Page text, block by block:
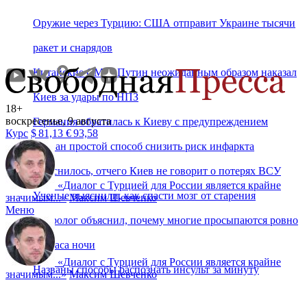
Оружие через Турцию: США отправит Украине тысячи
ракет и снарядов
Китайские СМИ: Путин неожиданным образом наказал
Киев за удары по НПЗ
Германия обратилась к Киеву с предупреждением
Назван простой способ снизить риск инфаркта
Выяснилось, отчего Киев не говорит о потерях ВСУ
Ученые выяснили, как спасти мозг от старения
Невролог объяснил, почему многие просыпаются ровно
в 3 часа ночи
Названы способы распознать инсульт за минуту
18+
воскресенье, 9 августа
Курс $81,13 €93,58
«Диалог с Турцией для России является крайне
значимым...» Максим Шевченко
Меню
«Диалог с Турцией для России является крайне
значимым...» Максим Шевченко